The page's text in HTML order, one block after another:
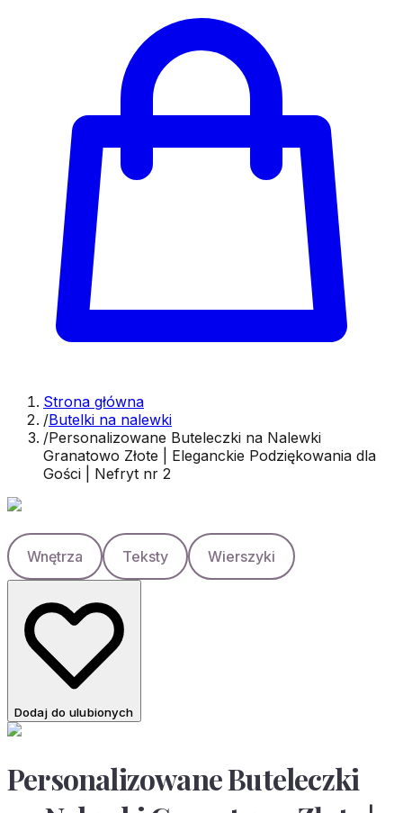
Strona główna
/Butelki na nalewki
/Personalizowane Buteleczki na Nalewki
Granatowo Złote | Eleganckie Podziękowania dla
Gości | Nefryt nr 2
Wnętrza Teksty Wierszyki
Dodaj do ulubionych
Personalizowane Buteleczki